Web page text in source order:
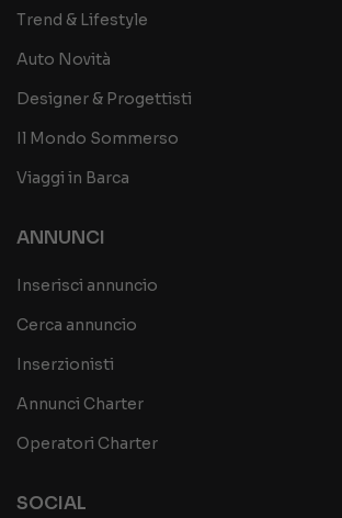
Trend & Lifestyle
Auto Novità
Designer & Progettisti
Il Mondo Sommerso
Viaggi in Barca
ANNUNCI
Inserisci annuncio
Cerca annuncio
Inserzionisti
Annunci Charter
Operatori Charter
SOCIAL